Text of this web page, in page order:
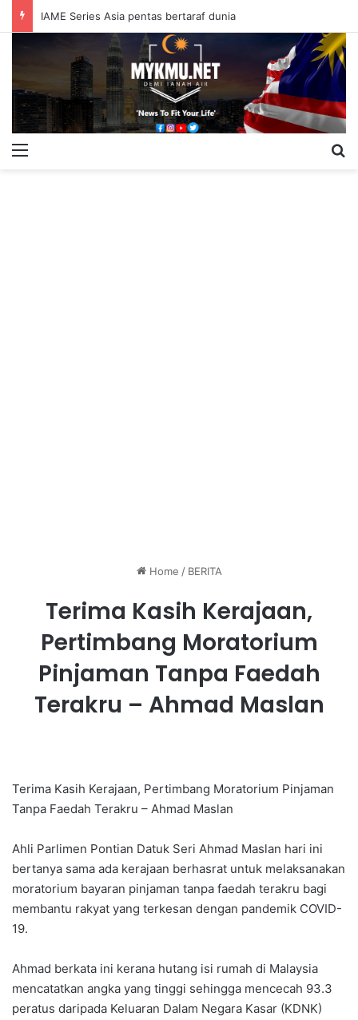
IAME Series Asia pentas bertaraf dunia
Home / BERITA
Terima Kasih Kerajaan,
Pertimbang Moratorium
Pinjaman Tanpa Faedah
Terakru – Ahmad Maslan
Terima Kasih Kerajaan, Pertimbang Moratorium Pinjaman
Tanpa Faedah Terakru – Ahmad Maslan
Ahli Parlimen Pontian Datuk Seri Ahmad Maslan hari ini
bertanya sama ada kerajaan berhasrat untuk melaksanakan
moratorium bayaran pinjaman tanpa faedah terakru bagi
membantu rakyat yang terkesan dengan pandemik COVID-
19.
Ahmad berkata ini kerana hutang isi rumah di Malaysia
mencatatkan angka yang tinggi sehingga mencecah 93.3
peratus daripada Keluaran Dalam Negara Kasar (KDNK)